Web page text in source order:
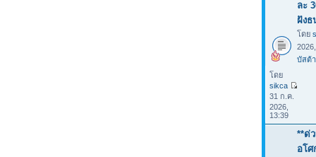
ละ
ฝังธ
โดย
บัสต้า
โดย
sikca
31 ก.ค.
2026,
13:39
**ด่
อโ